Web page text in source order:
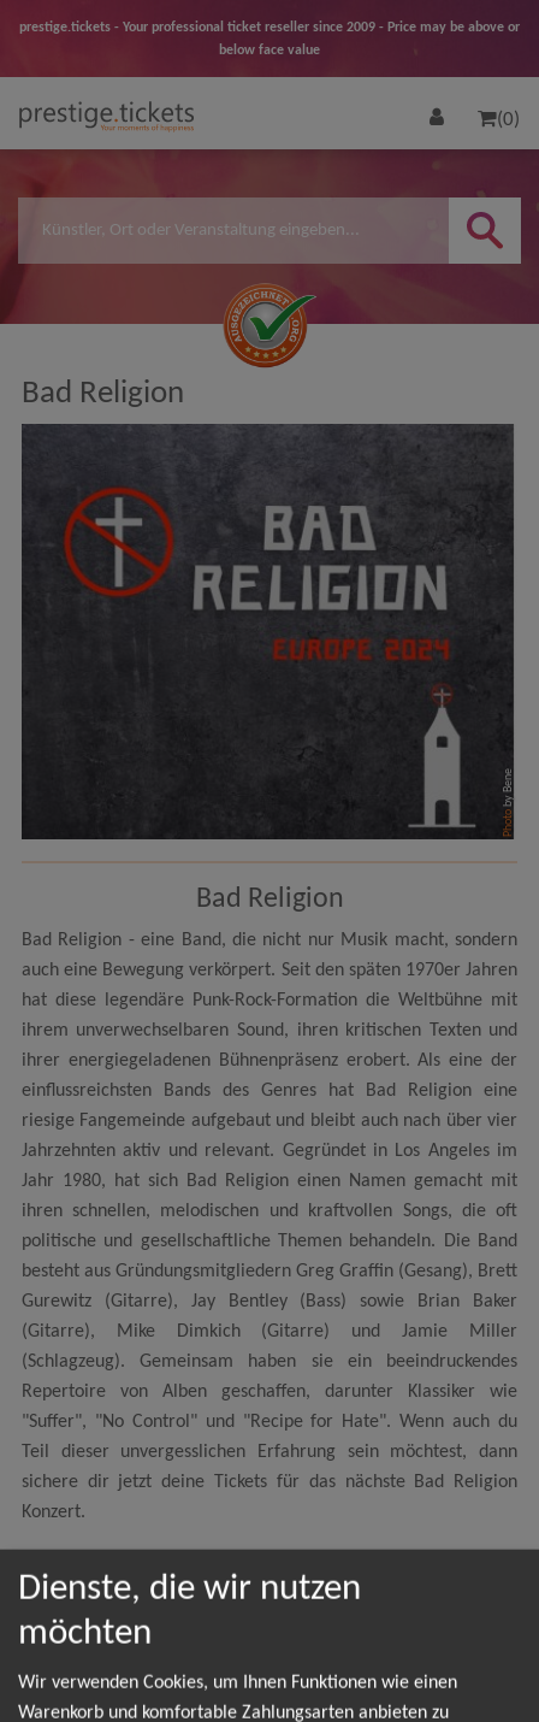
prestige.tickets - Your professional ticket reseller since 2009 - Price may be above or
below face value
(0)
Bad Religion
Photo
by Bene
Bad Religion
Bad Religion - eine Band, die nicht nur Musik macht, sondern
auch eine Bewegung verkörpert. Seit den späten 1970er Jahren
hat diese legendäre Punk-Rock-Formation die Weltbühne mit
ihrem unverwechselbaren Sound, ihren kritischen Texten und
ihrer energiegeladenen Bühnenpräsenz erobert. Als eine der
einflussreichsten Bands des Genres hat Bad Religion eine
riesige Fangemeinde aufgebaut und bleibt auch nach über vier
Jahrzehnten aktiv und relevant. Gegründet in Los Angeles im
Jahr 1980, hat sich Bad Religion einen Namen gemacht mit
ihren schnellen, melodischen und kraftvollen Songs, die oft
politische und gesellschaftliche Themen behandeln. Die Band
besteht aus Gründungsmitgliedern Greg Graffin (Gesang), Brett
Gurewitz (Gitarre), Jay Bentley (Bass) sowie Brian Baker
(Gitarre), Mike Dimkich (Gitarre) und Jamie Miller
(Schlagzeug). Gemeinsam haben sie ein beeindruckendes
Repertoire von Alben geschaffen, darunter Klassiker wie
"Suffer", "No Control" und "Recipe for Hate". Wenn auch du
Teil dieser unvergesslichen Erfahrung sein möchtest, dann
sichere dir jetzt deine Tickets für das nächste Bad Religion
Konzert.
Dienste, die wir nutzen
möchten
Wir verwenden Cookies, um Ihnen Funktionen wie einen
Warenkorb und komfortable Zahlungsarten anbieten zu